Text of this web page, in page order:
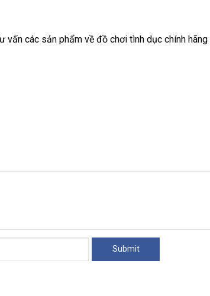
vấn Lazada
các sản phẩm về đồ chơi tình dục chính hãng